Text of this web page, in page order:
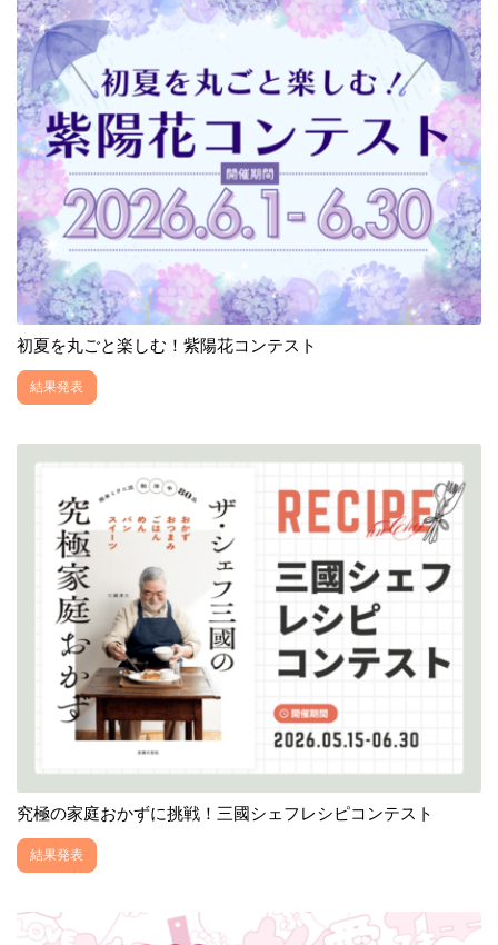
初夏を丸ごと楽しむ！紫陽花コンテスト
結果発表
究極の家庭おかずに挑戦！三國シェフレシピコンテスト
結果発表